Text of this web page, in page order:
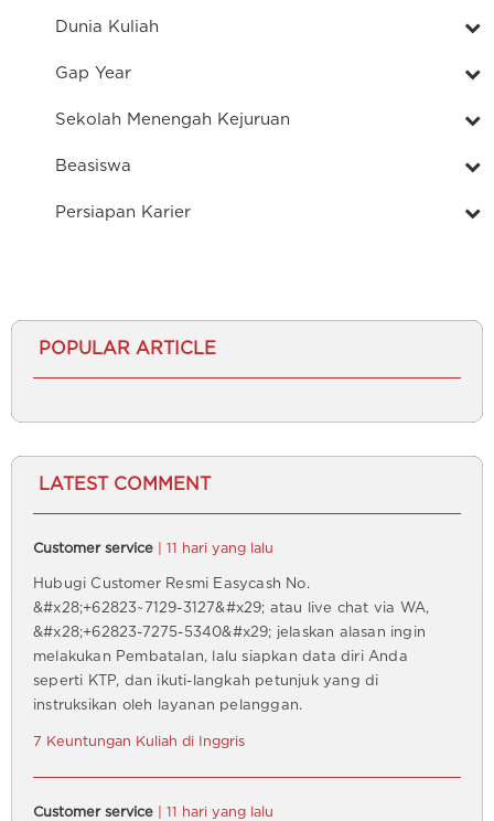
Dunia Kuliah
Gap Year
Sekolah Menengah Kejuruan
Beasiswa
Persiapan Karier
POPULAR ARTICLE
LATEST COMMENT
Customer service | 11 hari yang lalu
Hubugi Customer Resmi Easycash No.
&#x28;+62823~7129-3127&#x29; atau live chat via WA,
&#x28;+62823-7275-5340&#x29; jelaskan alasan ingin
melakukan Pembatalan, lalu siapkan data diri Anda
seperti KTP, dan ikuti-langkah petunjuk yang di
instruksikan oleh layanan pelanggan.
7 Keuntungan Kuliah di Inggris
Customer service | 11 hari yang lalu